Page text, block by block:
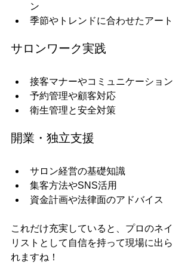
ン
季節やトレンドに合わせたアート
サロンワーク実践
接客マナーやコミュニケーション
予約管理や顧客対応
衛生管理と安全対策
開業・独立支援
サロン経営の基礎知識
集客方法やSNS活用
資金計画や法律面のアドバイス
これだけ充実していると、プロのネイ
リストとして自信を持って現場に出ら
れますね！